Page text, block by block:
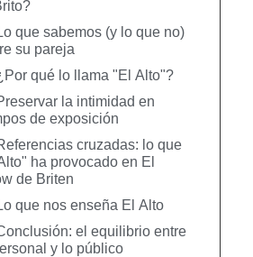
que sabemos (y lo que no)
su pareja
qué lo llama "El Alto"?
la intimidad en
de exposición
cruzadas: lo que
ha provocado en El
de Briten
que nos enseña El Alto
el equilibrio entre
y lo público